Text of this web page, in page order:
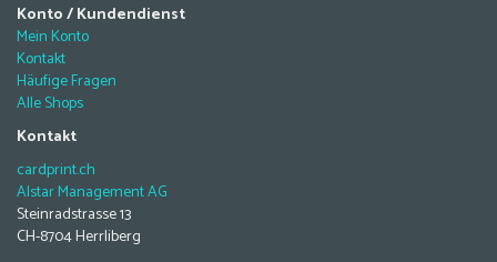
Konto / Kundendienst
Mein Konto
Kontakt
Häufige Fragen
Alle Shops
Kontakt
cardprint.ch
Alstar Management AG
Steinradstrasse 13
CH-8704 Herrliberg